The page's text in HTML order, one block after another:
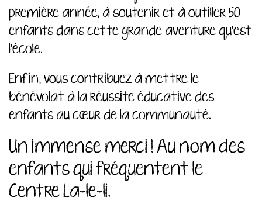
première année, à soutenir et à outiller 50
enfants dans cette grande aventure qu’est
l’école.
Enfin, vous contribuez à mettre le
bénévolat à la réussite éducative des
enfants au cœur de la communauté.
Un immense merci ! Au nom des
enfants qui fréquentent le
Centre La-le-li.